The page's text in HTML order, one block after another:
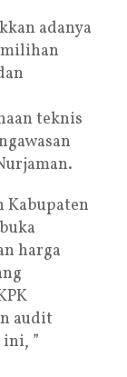
adanya
teknis
Kabupaten
harga
audit
”